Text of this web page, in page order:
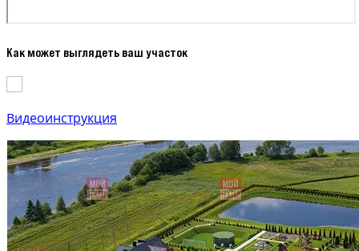
Как может выглядеть ваш участок
Видеоинструкция